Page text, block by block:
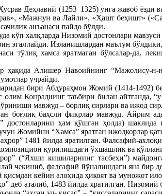
Деҳлавий (1253–1325) унга жавоб
«Мажнун ва Лайли», «Ҳашт беҳишт»
анъанаси пайдо бўлди.
кўп халқларда Низомий достонлари
эгаллайди. Изланишлардан маълум
тўлиқ хамса яратмаган бўлсалар-да,
ҳақида Алишер Навоийнинг “Мажолису-
учрайди.
бири Абдураҳмон Жомий (1414-
олим Конраднинг таъбири билан
мавжуд – борлиқ сирлари ва ижод
боғлиқ баҳсли фикрлар мавжуд. Айрим
достонларини ҳам қўшган ҳолда)
Жомийни “Хамса” яратган ижодкорлар
1481 йилда яратилган. Фалсафий-
қурилишдаги ўхшашлик ва
(“Яхши кишиларнинг тасбеҳи”)
чекиниб, фалсафий йўналишдаги яна бир
қисмдан кейин алоҳида ҳикоят ва муножот
аталиб, 1483 йилда яратилган.